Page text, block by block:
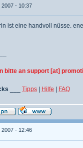
2007 - 10:37
ist eine handvoll nüsse.
bitte an support [at]
Tipps Hilfe
FAQ
2007 - 12:46